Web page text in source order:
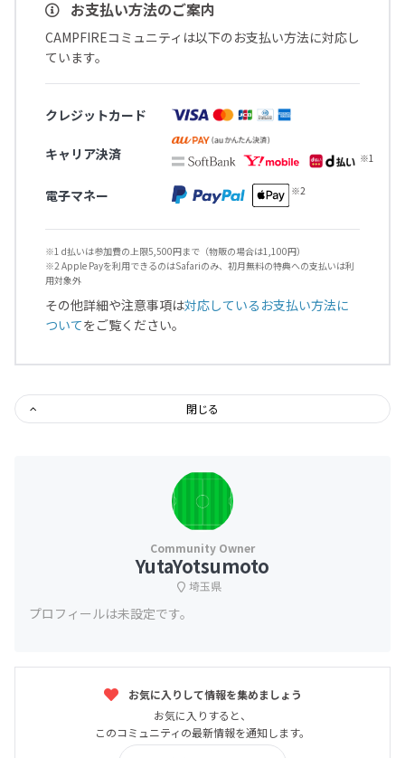
お支払い方法のご案内
CAMPFIREコミュニティは以下のお支払い方法に対応し
ています。
クレジットカード
キャリア決済
電子マネー
※1 d払いは参加費の上限5,500円まで（物販の場合は1,100円）
※2 Apple Payを利用できるのはSafariのみ、初月無料の特典への支払いは利
用対象外
その他詳細や注意事項は対応しているお支払い方法に
ついてをご覧ください。
閉じる
YutaYotsumoto
埼玉県
プロフィールは未設定です。
お気に入りして情報を集めましょう
お気に入りすると、
このコミュニティの最新情報を通知します。